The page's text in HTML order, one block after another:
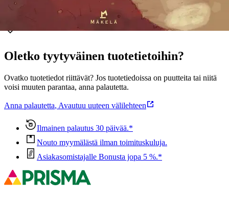
Ominaisuudet
Oletko tyytyväinen tuotetietoihin?
Ovatko tuotetiedot riittävät? Jos tuotetiedoissa on puutteita tai niitä
voisi muuten parantaa, anna palautetta.
Anna palautetta, Avautuu uuteen välilehteen
Ilmainen palautus 30 päivää.*
Nouto myymälästä ilman toimituskuluja.
Asiakasomistajalle Bonusta jopa 5 %.*